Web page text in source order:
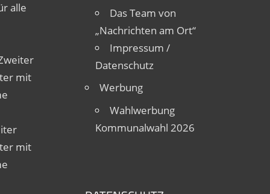
alle
mit
mit
Das Team von
„Nachrichten am Ort“
Impressum /
Datenschutz
Werbung
Wahlwerbung
Kommunalwahl 2026